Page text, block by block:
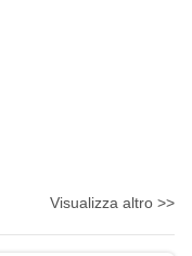
Visualizza altro >>